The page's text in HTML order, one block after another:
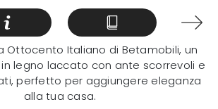
Ottocento Italiano di Betamobili, un
legno laccato con ante scorrevoli e
perfetto per aggiungere eleganza
alla tua casa.